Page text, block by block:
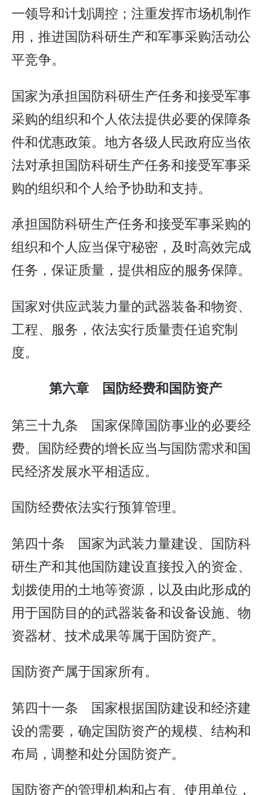
一领导和计划调控；注重发挥市场机制作
用，推进国防科研生产和军事采购活动公
平竞争。
国家为承担国防科研生产任务和接受军事
采购的组织和个人依法提供必要的保障条
件和优惠政策。地方各级人民政府应当依
法对承担国防科研生产任务和接受军事采
购的组织和个人给予协助和支持。
承担国防科研生产任务和接受军事采购的
组织和个人应当保守秘密，及时高效完成
任务，保证质量，提供相应的服务保障。
国家对供应武装力量的武器装备和物资、
工程、服务，依法实行质量责任追究制
度。
第六章 国防经费和国防资产
第三十九条 国家保障国防事业的必要经
费。国防经费的增长应当与国防需求和国
民经济发展水平相适应。
国防经费依法实行预算管理。
第四十条 国家为武装力量建设、国防科
研生产和其他国防建设直接投入的资金、
划拨使用的土地等资源，以及由此形成的
用于国防目的的武器装备和设备设施、物
资器材、技术成果等属于国防资产。
国防资产属于国家所有。
第四十一条 国家根据国防建设和经济建
设的需要，确定国防资产的规模、结构和
布局，调整和处分国防资产。
国防资产的管理机构和占有、使用单位，